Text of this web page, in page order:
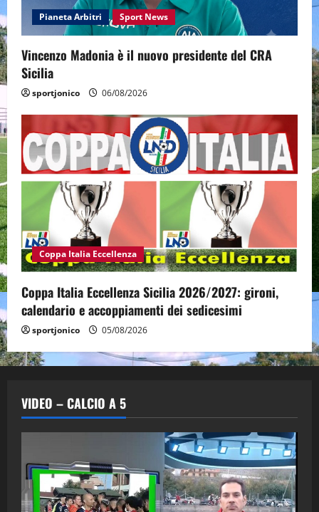
Pianeta Arbitri Sport News
Vincenzo Madonia è il nuovo presidente del CRA
Sicilia
sportjonico 06/08/2026
Coppa Italia Eccellenza
Coppa Italia Eccellenza Sicilia 2026/2027: gironi,
calendario e accoppiamenti dei sedicesimi
sportjonico 05/08/2026
VIDEO – CALCIO A 5